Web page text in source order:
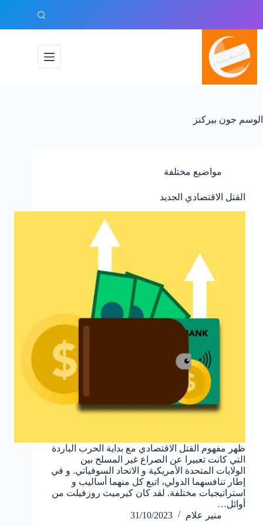
المحتوى
الوسم جون بيركنز
مواضيع مختلفة
القتل الاقتصادي الجديد
ظهر مفهوم القتل الاقتصادي مع بداية الحرب الباردة
التي كانت تعبيرا عن الصراع غير المسلح بين
الولايات المتحدة الأمريكية و الاتحاد السوفياتي. و في
إطار تنافسهما الدولي، اتبع كل منهما أساليب و
استراتيجيات مختلفة. لقد كان كيرميث روزفيلت من
أوائل…
منير علام
31/10/2023